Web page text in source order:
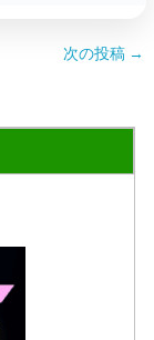
次の投稿 →